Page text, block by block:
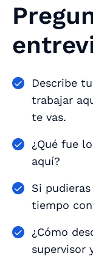
Describe
trabajar
te vas.
¿Qué fue
aquí?
Si
tiempo
¿Cómo
supervisor